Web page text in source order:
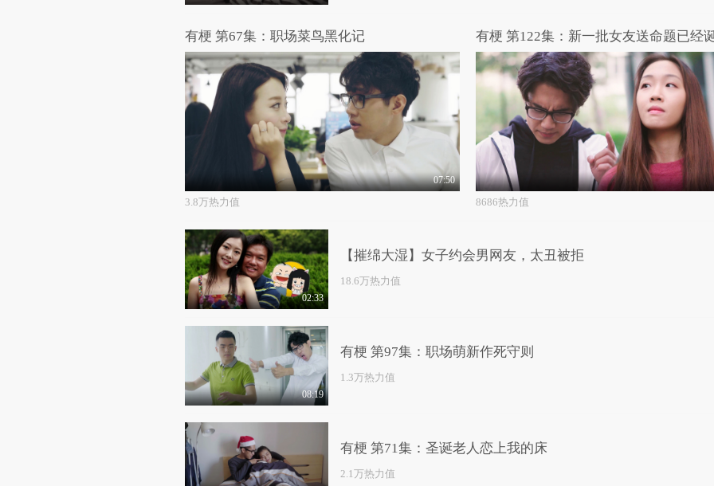
有梗 第67集：职场菜鸟黑化记
07:50
3.8万热力值
有梗 第122集：新一批女友送命题已经
8686热力值
02:33
【摧绵大湿】女子约会男网友，太丑被拒
18.6万热力值
08:19
有梗 第97集：职场萌新作死守则
1.3万热力值
有梗 第71集：圣诞老人恋上我的床
2.1万热力值